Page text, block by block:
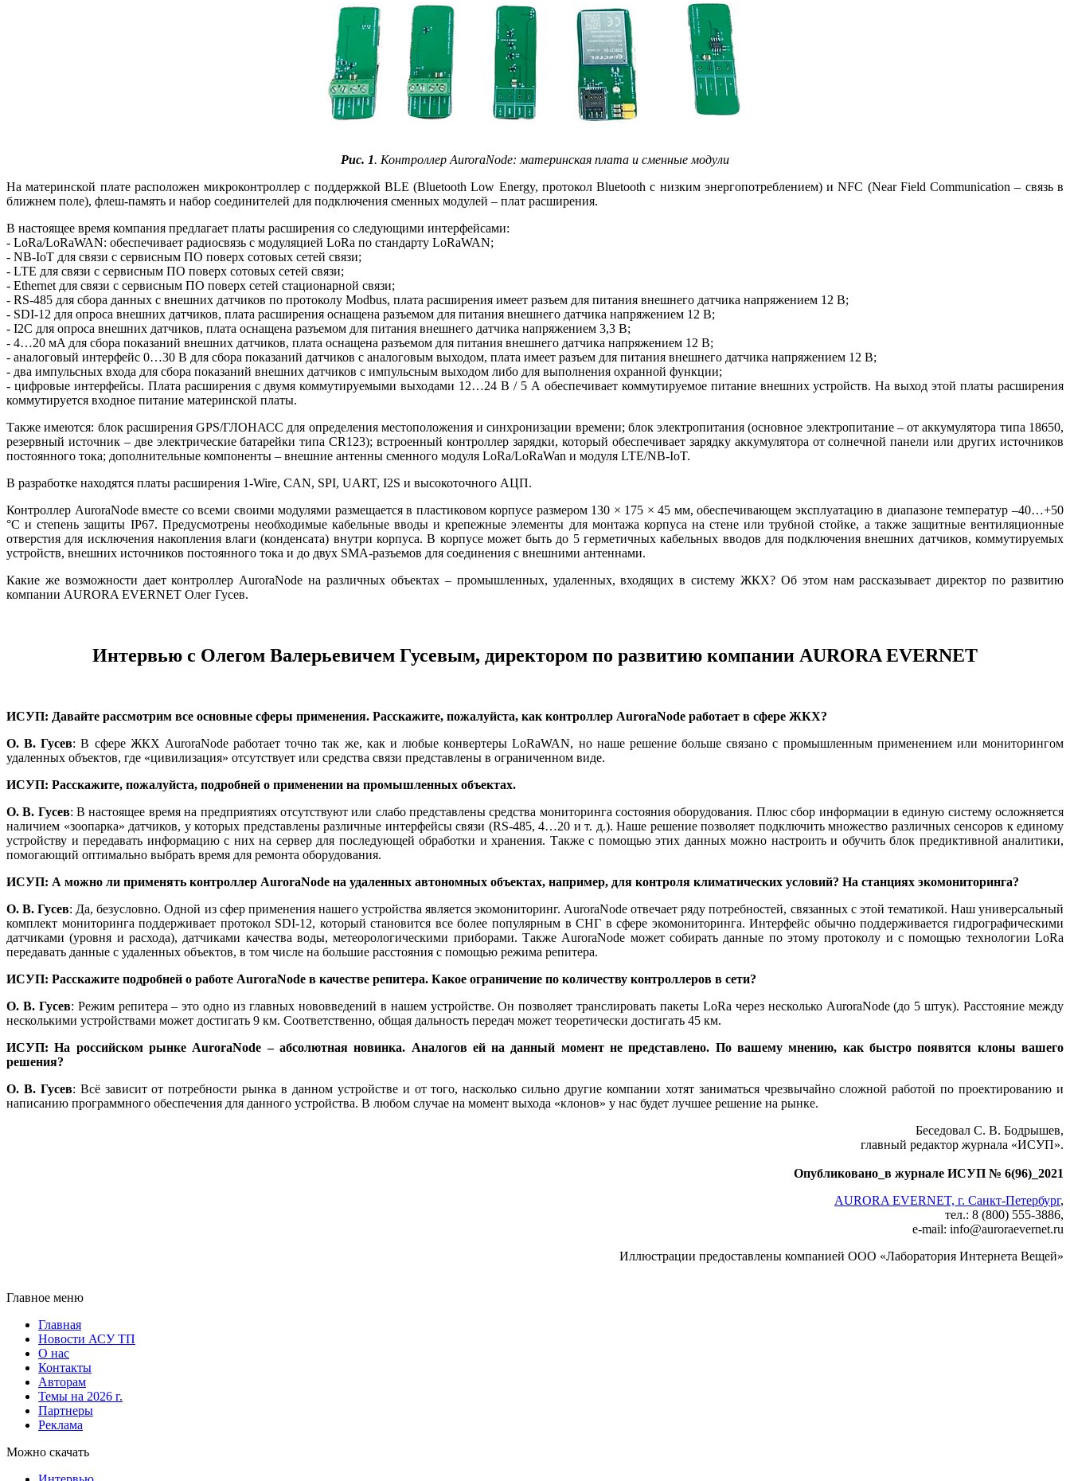
Рис. 1. Контроллер AuroraNode: материнская плата и сменные модули
На материнской плате расположен микроконтроллер с поддержкой BLE (Bluetooth Low Energy, протокол Bluetooth с низким энергопотреблением) и NFC (Near Field Communication – связь в
ближнем по­ле), флеш-память и набор соединителей для подключения сменных модулей – плат расширения.
В настоящее время компания предлагает платы расширения со следующими интерфейсами:
- LoRa/LoRaWAN: обеспечивает радиосвязь с модуляцией LoRa по стандарту LoRaWAN;
- NB-IoT для связи с сервисным ПО поверх сотовых сетей связи;
- LTE для связи с сервисным ПО поверх сотовых сетей связи;
- Ethernet для связи с сервисным ПО поверх сетей стационарной связи;
- RS‑485 для сбора данных с внешних датчиков по протоколу Modbus, плата расширения имеет разъем для питания внешнего датчика напряжением 12 В;
- SDI‑12 для опроса внешних датчиков, плата расширения оснащена разъемом для питания внешнего датчика напряжением 12 В;
- I2C для опроса внешних датчиков, плата оснащена разъемом для питания внешнего датчика напряжением 3,3 В;
- 4…20 мA для сбора показаний внешних датчиков, плата оснащена разъемом для питания внешнего датчика напряжением 12 В;
- аналоговый интерфейс 0…30 В для сбора показаний датчиков с аналоговым выходом, плата имеет разъем для питания внешнего датчика напряжением 12 В;
- два импульсных входа для сбора показаний внешних датчиков с импульсным выходом либо для выполнения охранной функции;
- цифровые интерфейсы. Плата расширения с двумя коммутируемыми выходами 12…24 В / 5 А обеспечивает коммутируемое питание внешних устройств. На выход этой платы расширения
коммутируется входное питание материнской платы.
Также имеются: блок расширения GPS/ГЛОНАСС для определения местоположения и синхронизации времени; блок электропитания (основное электропитание – от аккумулятора ти­па 18650,
резервный источник – две электрические батарейки ти­па CR123); встроенный контроллер зарядки, который обеспечивает зарядку аккумулятора от солнечной панели или других источников
постоянного то­ка; дополнительные компоненты – внешние антенны сменного модуля LoRa/LoRaWan и модуля LTE/NB-IoT.
В разработке находятся платы расширения 1‑Wire, CAN, SPI, UART, I2S и высокоточного AЦП.
Контроллер AuroraNode вместе со всеми своими модулями размещается в пластиковом корпусе размером 130 × 175 × 45 мм, обеспечивающем эксплуатацию в диапазоне температур –40…+50
°C и степень защиты IP67. Предусмотрены необходимые кабельные вводы и крепежные элементы для монтажа корпуса на стене или трубной стойке, а также защитные вентиляционные
отверстия для исключения накопления влаги (конденсата) внутри корпуса. В корпусе может быть до 5 герметичных кабельных вводов для подключения внешних датчиков, коммутируемых
устройств, внешних источников постоянного то­ка и до двух SMA-разъемов для соединения с внешними антеннами.
Какие же возможности дает контроллер AuroraNode на различных объектах – промышленных, удаленных, входящих в систему ЖКХ? Об этом нам рассказывает директор по развитию
компании AURORA EVERNET Олег Гусев.
Интервью с Олегом Валерьевичем Гусевым, директором по развитию компании AURORA EVERNET
ИСУП: Давайте рассмотрим все основные сферы применения. Расскажите, пожалуйста, как контроллер AuroraNode работает в сфере ЖКХ?
О. В. Гусев: В сфере ЖКХ Aurora­Node работает точно так же, как и любые конвертеры LoRaWAN, но на­ше решение больше связано с промышленным применением или мониторингом
удаленных объектов, где «цивилизация» отсутствует или средства связи представлены в ограниченном виде.
ИСУП: Расскажите, пожалуйста, подробней о применении на промышленных объектах.
О. В. Гусев: В настоящее время на предприятиях отсутствуют или слабо представлены средства мониторинга состояния оборудования. Плюс сбор информации в единую систему осложняется
наличием «зоопарка» датчиков, у которых представлены различные интерфейсы связи (RS‑485, 4…20 и т. д.). На­ше решение позволяет подключить множество различных сенсоров к единому
устройству и передавать информацию с них на сервер для последующей обработки и хранения. Также с помощью этих данных можно настроить и обучить блок предиктивной аналитики,
помогающий оптимально выбрать время для ремонта оборудования.
ИСУП: А можно ли применять контроллер AuroraNode на удаленных автономных объектах, например, для контроля климатических условий? На станциях экомониторинга?
О. В. Гусев: Да, безусловно. Одной из сфер применения нашего устройства является экомониторинг. Aurora­Node отвечает ря­ду потребностей, связанных с этой тематикой. Наш универсальный
комплект мониторинга поддерживает протокол SDI‑12, который становится все более популярным в СНГ в сфере экомониторинга. Интерфейс обычно поддерживается гидрографическими
датчиками (уровня и расхода), датчиками качества во­ды, метеорологическими приборами. Также AuroraNode может собирать данные по этому протоколу и с помощью технологии LoRa
передавать данные с удаленных объектов, в том числе на большие расстояния с помощью режима репитера.
ИСУП: Расскажите подробней о работе AuroraNode в качестве репитера. Какое ограничение по количеству контроллеров в сети?
О. В. Гусев: Режим репитера – это одно из главных нововведений в нашем устройстве. Он позволяет транслировать пакеты LoRa через несколько AuroraNode (до 5 штук). Расстояние между
несколькими устройствами может достигать 9 км. Соответственно, общая дальность передач может теоретически достигать 45 км.
ИСУП: На российском рынке Aurora­Node – абсолютная новинка. Аналогов ей на данный момент не представлено. По вашему мнению, как быстро появятся клоны вашего
решения?
О. В. Гусев: Всё зависит от потребности рынка в данном устройстве и от то­го, насколько сильно другие компании хотят заниматься чрезвычайно сложной работой по проектированию и
написанию программного обеспечения для данного устройства. В любом случае на момент выхода «клонов» у нас будет лучшее решение на рынке.
Беседовал С. В. Бодрышев,
главный редактор журнала «ИСУП».
Опубликовано_в журнале ИСУП № 6(96)_2021
AURORA EVERNET, г. Санкт-Петербург,
тел.: 8 (800) 555-3886,
e-mail: info@auroraevernet.ru
Иллюстрации предоставлены компанией ООО «Лаборатория Интернета Вещей»
Главное меню
Главная
Новости АСУ ТП
О нас
Контакты
Авторам
Темы на 2026 г.
Партнеры
Реклама
Можно скачать